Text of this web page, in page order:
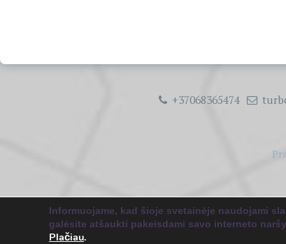
+37068365474
Informuojame, kad šioje svetainėje naudojami
galėsite atšaukti pakeisdami savo interneto
Plačiau.